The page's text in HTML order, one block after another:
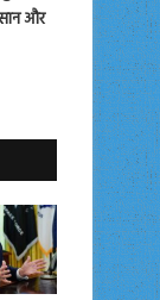
और